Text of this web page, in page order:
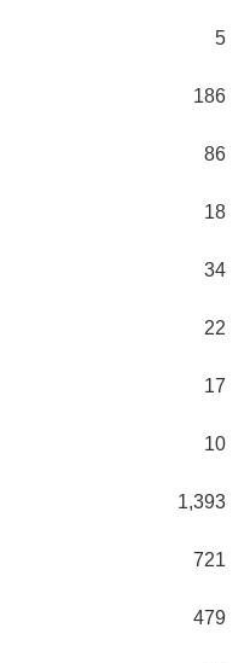
5
186
86
18
34
22
17
10
1,393
721
479